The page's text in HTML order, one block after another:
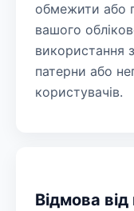
обмежити або
вашого
використання
патерни або
користувачів.
Відмова від